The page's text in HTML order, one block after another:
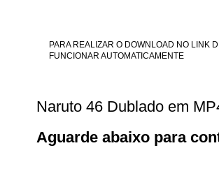
PARA REALIZAR O DOWNLOAD NO LINK
FUNCIONAR AUTOMATICAMENTE
Naruto 46 Dublado em
Aguarde abaixo para